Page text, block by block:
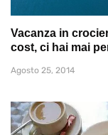
Vacanza in
cost, ci hai mai
Agosto 25, 2014